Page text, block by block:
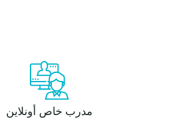
مدرب خاص أونلاين